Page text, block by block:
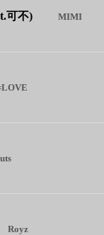
可不) MIMI
Royz